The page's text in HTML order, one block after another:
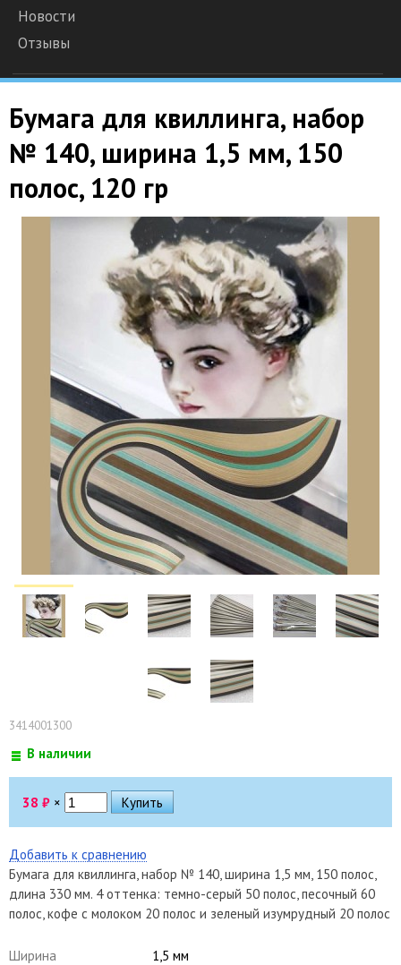
Новости
Отзывы
Бумага для квиллинга, набор
№ 140, ширина 1,5 мм, 150
полос, 120 гр
3414001300
В наличии
38 ₽ ×
Добавить к сравнению
Бумага для квиллинга, набор № 140, ширина 1,5 мм, 150 полос,
длина 330 мм. 4 оттенка: темно-серый 50 полос, песочный 60
полос, кофе с молоком 20 полос и зеленый изумрудный 20 полос
Ширина
1,5 мм